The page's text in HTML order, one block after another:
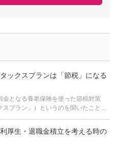
ックスプランは「節税」になる
金となる養老保険を使った節税対策
スプラン」）というのを聞いたことが
上、解約返戻金または満期保険金を退
れる
厚生・退職金積立を考える時の